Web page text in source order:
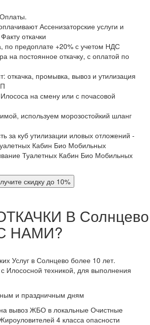
Ассенизаторские услуги и
откачки
по предоплате +20% с учетом НДС
на постоянное откачку, с оплатой по
откачка, промывка, вывоз и утилизация
на смену или с почасовой
используем морозостойкий шланг
за куб утилизации иловых отложений -
Кабин Био Мобильных
Туалетных Кабин Био Мобильных
скидку до 10%
В Солнцево
НАМИ?
Услуг в Солнцево более 10 лет.
Илососной техникой, для выполнения
и праздничным дням
вывоз ЖБО в локальные Очистные
4 класса опасности